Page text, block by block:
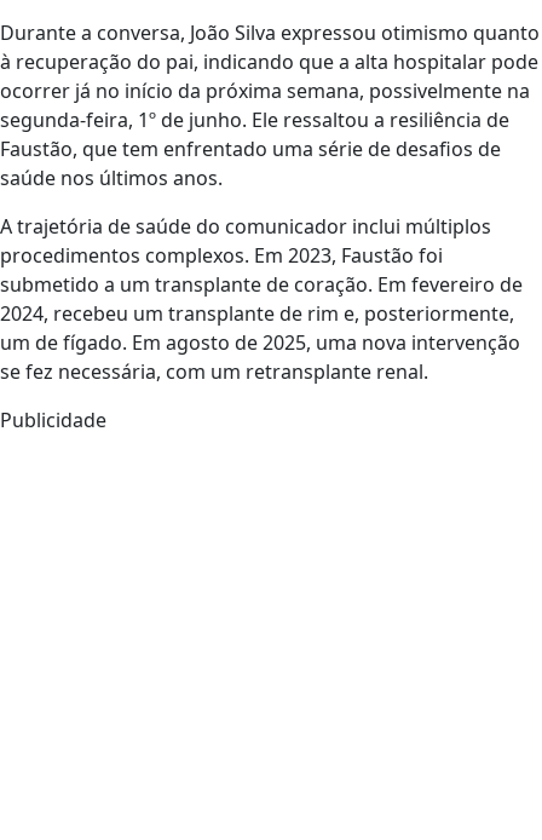
Durante a conversa, João Silva expressou otimismo quanto
à recuperação do pai, indicando que a alta hospitalar pode
ocorrer já no início da próxima semana, possivelmente na
segunda-feira, 1º de junho. Ele ressaltou a resiliência de
Faustão, que tem enfrentado uma série de desafios de
saúde nos últimos anos.
A trajetória de saúde do comunicador inclui múltiplos
procedimentos complexos. Em 2023, Faustão foi
submetido a um transplante de coração. Em fevereiro de
2024, recebeu um transplante de rim e, posteriormente,
um de fígado. Em agosto de 2025, uma nova intervenção
se fez necessária, com um retransplante renal.
Publicidade